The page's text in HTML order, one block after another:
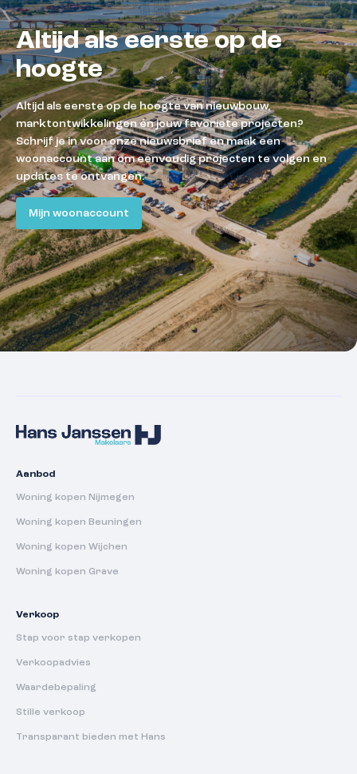
Altijd als eerste op de
hoogte
Altijd als eerste op de hoogte van nieuwbouw,
marktontwikkelingen én jouw favoriete projecten?
Schrijf je in voor onze nieuwsbrief en maak een
woonaccount aan om eenvoudig projecten te volgen en
updates te ontvangen.
Mijn woonaccount
Aanbod
Woning kopen Nijmegen
Woning kopen Beuningen
Woning kopen Wijchen
Woning kopen Grave
Verkoop
Stap voor stap verkopen
Verkoopadvies
Waardebepaling
Stille verkoop
Transparant bieden met Hans